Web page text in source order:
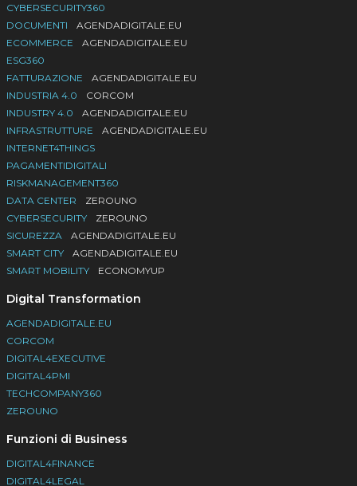
CYBERSECURITY360
DOCUMENTI
AGENDADIGITALE.EU
ECOMMERCE
AGENDADIGITALE.EU
ESG360
FATTURAZIONE
AGENDADIGITALE.EU
INDUSTRIA 4.0
CORCOM
INDUSTRY 4.0
AGENDADIGITALE.EU
INFRASTRUTTURE
AGENDADIGITALE.EU
INTERNET4THINGS
PAGAMENTIDIGITALI
RISKMANAGEMENT360
DATA CENTER
ZEROUNO
CYBERSECURITY
ZEROUNO
SICUREZZA
AGENDADIGITALE.EU
SMART CITY
AGENDADIGITALE.EU
SMART MOBILITY
ECONOMYUP
Digital Transformation
AGENDADIGITALE.EU
CORCOM
DIGITAL4EXECUTIVE
DIGITAL4PMI
TECHCOMPANY360
ZEROUNO
Funzioni di Business
DIGITAL4FINANCE
DIGITAL4LEGAL